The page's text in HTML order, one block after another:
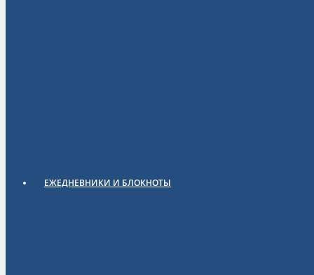
ЕЖЕДНЕВНИКИ И БЛОКНОТЫ